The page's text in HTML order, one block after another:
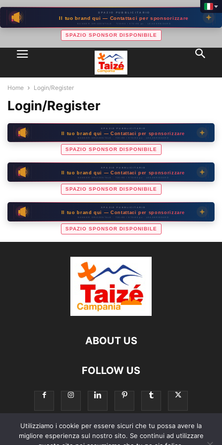
SPAZIO PUBBLICITARIO
Il tuo brand qui — Contattaci per sponsorizzare
BANNER ORIZZONTALE · 728×90 / 970×90 px · LEADERBOARD
SPAZIO SPONSOR DISPONIBILE
Home Login/Register
Login/Register
SPAZIO PUBBLICITARIO
Il tuo brand qui — Contattaci per sponsorizzare
BANNER ORIZZONTALE · 728×90 / 970×90 px · LEADERBOARD
SPAZIO SPONSOR DISPONIBILE
SPAZIO PUBBLICITARIO
Il tuo brand qui — Contattaci per sponsorizzare
BANNER ORIZZONTALE · 728×90 / 970×90 px · LEADERBOARD
SPAZIO SPONSOR DISPONIBILE
SPAZIO PUBBLICITARIO
Il tuo brand qui — Contattaci per sponsorizzare
BANNER ORIZZONTALE · 728×90 / 970×90 px · LEADERBOARD
SPAZIO SPONSOR DISPONIBILE
ABOUT US
FOLLOW US
Utilizziamo i cookie per essere sicuri che tu possa avere la
migliore esperienza sul nostro sito. Se continui ad utilizzare